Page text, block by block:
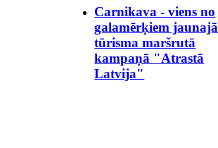
Carnikava - viens no
galamērķiem jaunajā
tūrisma maršrutā
kampaņā "Atrastā
Latvija"